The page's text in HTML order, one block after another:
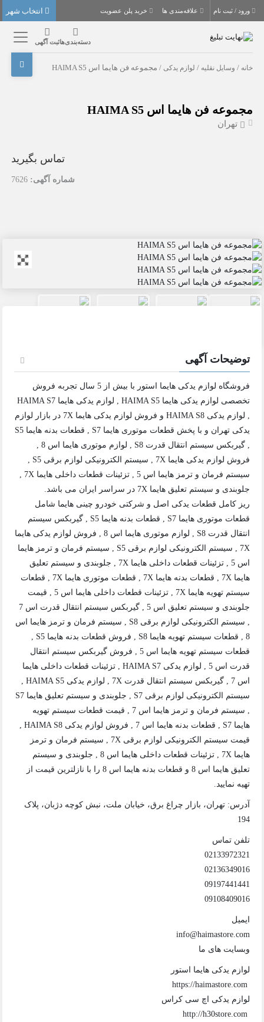
ورود / ثبت نام علاقه‌مندی ها خرید پلن عضویت
دسته‌بندی‌هاثبت آگهی
خانه / وسایل نقلیه / لوازم یدکی / مجموعه فن هایما اس HAIMA S5
مجموعه فن هایما اس HAIMA S5
تهران
تماس بگیرید
شماره آگهی: 7626
توضیحات آگهی
فروشگاه لوازم یدکی هایما استور با بیش از 5 سال تجربه فروش
تخصصی لوازم یدکی هایما HAIMA S5 , لوازم یدکی هایما HAIMA S7
, لوازم یدکی HAIMA S8 و فروش لوازم یدکی هایما 7X در بازار لوازم
یدکی تهران و با پخش قطعات موتوری هایما S7 , قطعات بدنه هایما S5
جلوبندی و سیستم تعلیق هایما 7X در سراسر ایران می باشد.
ریز کامل قطعات یدکی اصل و شرکتی خودرو چینی هایما شامل
قطعات موتوری هایما S7 , قطعات بدنه هایما S5 , گیربکس سیستم
انتقال قدرت S8 , لوازم موتوری هایما اس 8 , فروش لوازم یدکی هایما
7X , سیستم الکترونیکی لوازم برقی S5 , سیستم فرمان و ترمز هایما
اس 5 , تزئینات قطعات داخلی هایما 7X , جلوبندی و سیستم تعلیق
هایما 7X , قطعات بدنه هایما 7X , قطعات موتوری هایما 7X , قطعات
سیستم تهویه هایما 7X , تزئینات قطعات داخلی هایما اس 5 , قیمت
جلوبندی و سیستم تعلیق اس 5 , گیربکس سیستم انتقال قدرت اس 7
, سیستم الکترونیکی لوازم برقی S8 , سیستم فرمان و ترمز هایما اس
قطعات سیستم تهویه هایما اس 5 , فروش گیربکس سیستم انتقال
قدرت اس 5 , لوازم یدکی HAIMA S7 , تزئینات قطعات داخلی هایما
سیستم الکترونیکی لوازم برقی S7 , جلوبندی و سیستم تعلیق هایما S7
, سیستم فرمان و ترمز هایما اس 7 , قیمت قطعات سیستم تهویه
قیمت سیستم الکترونیکی لوازم برقی 7X , سیستم فرمان و ترمز
هایما 7X , تزئینات قطعات داخلی هایما اس 8 , جلوبندی و سیستم
تعلیق هایما اس 8 و قطعات بدنه هایما اس 8 را با نازلترین قیمت از
تهیه نمایید.
آدرس: تهران، بازار چراغ برق، خیابان ملت، نبش کوچه دژبان، پلاک
194
تلفن تماس
02133972321
02136349016
09197441441
09108409016
ایمیل
info@haimastore.com
وبسایت های ما
لوازم یدکی هایما استور
لوازم یدکی اچ سی کراس